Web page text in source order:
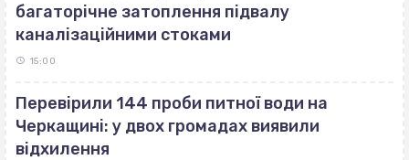
багаторічне затоплення підвалу
каналізаційними стоками
15:00
Перевірили 144 проби питної води на
Черкащині: у двох громадах виявили
відхилення